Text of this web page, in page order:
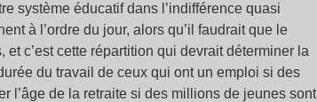
système éducatif dans l’indifférence quasi
à l’ordre du jour, alors qu’il faudrait que le
c’est cette répartition qui devrait déterminer la
du travail de ceux qui ont un emploi si des
l’âge de la retraite si des millions de jeunes sont